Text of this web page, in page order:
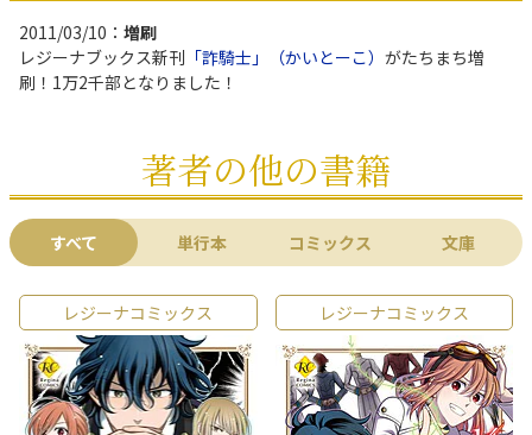
2011/03/10： 増刷
レジーナブックス新刊 「詐騎士」（かいとーこ） がたちまち増
刷！1万2千部となりました！
著者の他の書籍
すべて 単行本 コミックス 文庫
レジーナコミックス レジーナコミックス